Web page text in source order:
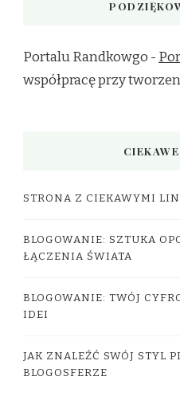
Portalu Randkowgo -
współpracę przy
STRONA Z CIEKAWYMI
BLOGOWANIE: SZTUKA
ŁĄCZENIA ŚWIATA
BLOGOWANIE: TWÓJ
IDEI
JAK ZNALEŹĆ SWÓJ STYL
BLOGOSFERZE